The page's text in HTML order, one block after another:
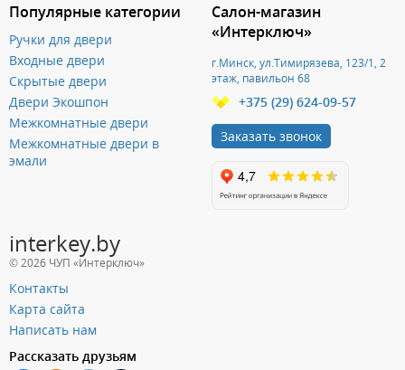
Популярные категории
Ручки для двери
Входные двери
Скрытые двери
Двери Экошпон
Межкомнатные двери
Межкомнатные двери в
эмали
Салон-магазин
«Интерключ»
г.Минск, ул.Тимирязева, 123/1, 2
этаж, павильон 68
+375 (29) 624-09-57
Заказать звонок
interkey.by
© 2026 ЧУП «Интерключ»
Контакты
Карта сайта
Написать нам
Рассказать друзьям